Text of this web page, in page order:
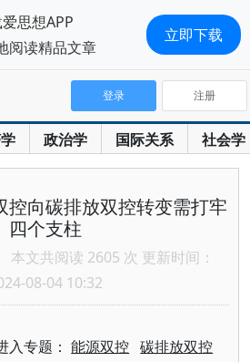
政治学 国际关系 社会学
登录 注册
控向碳排放双控转变需打牢
四个支柱
本文共阅读 2605 次 更新时间：
08-04 10:32
入专题：能源双控 碳排放双控
思想APP
阅读精品文章
立即下载